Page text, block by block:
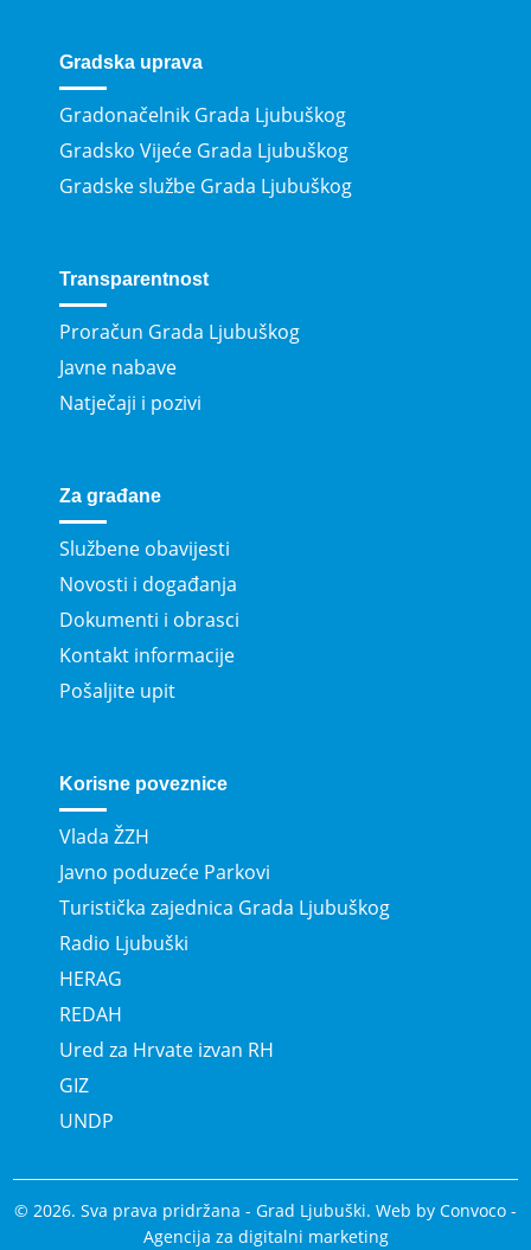
Gradska uprava
Gradonačelnik Grada Ljubuškog
Gradsko Vijeće Grada Ljubuškog
Gradske službe Grada Ljubuškog
Transparentnost
Proračun Grada Ljubuškog
Javne nabave
Natječaji i pozivi
Za građane
Službene obavijesti
Novosti i događanja
Dokumenti i obrasci
Kontakt informacije
Pošaljite upit
Korisne poveznice
Vlada ŽZH
Javno poduzeće Parkovi
Turistička zajednica Grada Ljubuškog
Radio Ljubuški
HERAG
REDAH
Ured za Hrvate izvan RH
GIZ
UNDP
© 2026. Sva prava pridržana - Grad Ljubuški. Web by Convoco -
Agencija za digitalni marketing